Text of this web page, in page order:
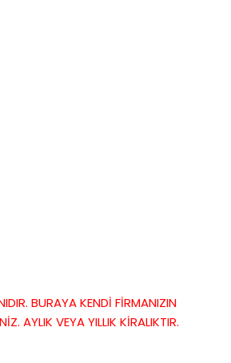
BURAYA KENDİ FİRMANIZIN
AYLIK VEYA YILLIK KİRALIKTIR.